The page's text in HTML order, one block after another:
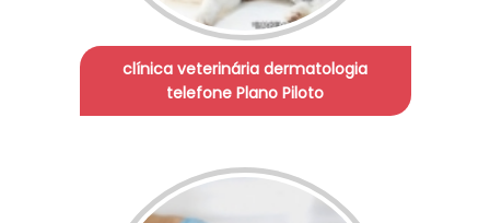
clínica veterinária dermatologia
telefone Plano Piloto